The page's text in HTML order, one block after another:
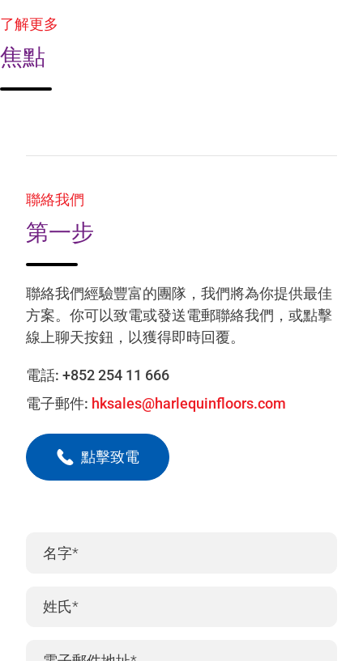
了解更多
焦點
聯絡我們
第一步
聯絡我們經驗豐富的團隊，我們將為你提供最佳
方案。你可以致電或發送電郵聯絡我們，或點擊
線上聊天按鈕，以獲得即時回覆。
電話: +852 254 11 666
電子郵件: hksales@harlequinfloors.com
點擊致電